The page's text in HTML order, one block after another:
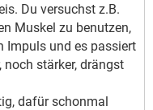
Du versuchst z.B.
Muskel zu benutzen,
Impuls und es passiert
noch stärker, drängst
dafür schonmal